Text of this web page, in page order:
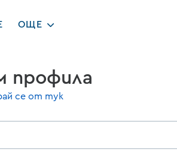
ОЩЕ
профила
се от тук